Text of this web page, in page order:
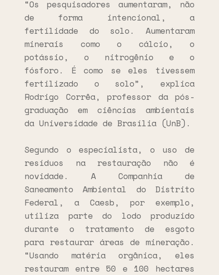
“Os pesquisadores aumentaram, não
de forma intencional, a
fertilidade do solo. Aumentaram
minerais como o cálcio, o
potássio, o nitrogênio e o
fósforo. É como se eles tivessem
fertilizado o solo”, explica
Rodrigo Corrêa, professor da pós-
graduação em ciências ambientais
da Universidade de Brasília (UnB).
Segundo o especialista, o uso de
resíduos na restauração não é
novidade. A Companhia de
Saneamento Ambiental do Distrito
Federal, a Caesb, por exemplo,
utiliza parte do lodo produzido
durante o tratamento de esgoto
para restaurar áreas de mineração.
“Usando matéria orgânica, eles
restauram entre 50 e 100 hectares